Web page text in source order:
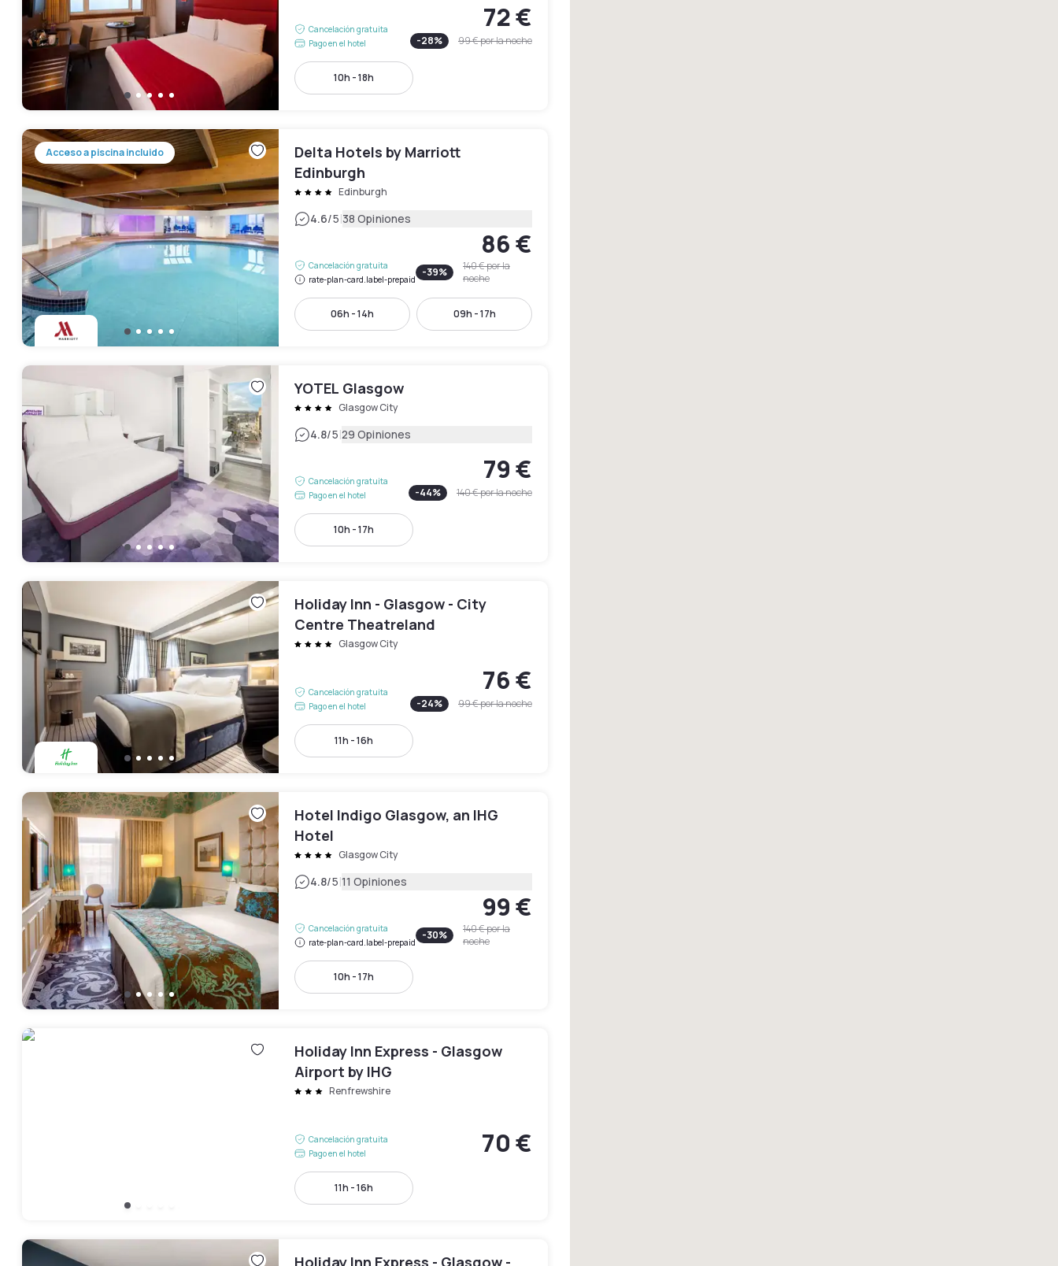
Cancelación gratuita
Pago en el hotel
72 €
-28% 99 €por la noche
10h - 18h
Acceso a piscina incluido
Delta Hotels by Marriott
Edinburgh
Edinburgh
4.6/5|38 Opiniones
Cancelación gratuita
rate-plan-card.label-prepaid
86 €
-39% 140 €por la
noche
06h - 14h 09h - 17h
YOTEL Glasgow
Glasgow City
4.8/5|29 Opiniones
Cancelación gratuita
Pago en el hotel
79 €
-44% 140 €por la noche
10h - 17h
Holiday Inn - Glasgow - City
Centre Theatreland
Glasgow City
Cancelación gratuita
Pago en el hotel
76 €
-24% 99 €por la noche
11h - 16h
Hotel Indigo Glasgow, an IHG
Hotel
Glasgow City
4.8/5|11 Opiniones
Cancelación gratuita
rate-plan-card.label-prepaid
99 €
-30% 140 €por la
noche
10h - 17h
Holiday Inn Express - Glasgow
Airport by IHG
Renfrewshire
Cancelación gratuita
Pago en el hotel
70 €
11h - 16h
Holiday Inn Express - Glasgow -